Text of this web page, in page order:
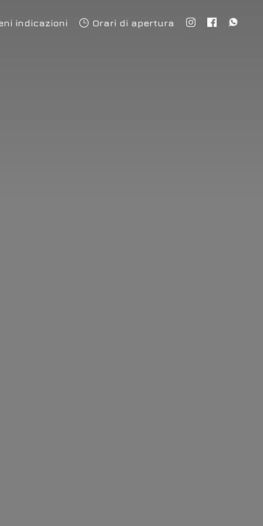
indicazioni Orari di apertura